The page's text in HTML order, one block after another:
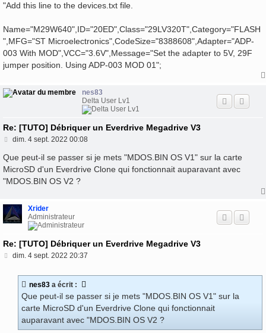
"Add this line to the devices.txt file.
Name="M29W640",ID="20ED",Class="29LV320T",Category="FLASH
",MFG="ST Microelectronics",CodeSize="8388608",Adapter="ADP-
003 With MOD",VCC="3.6V",Message="Set the adapter to 5V, 29F
jumper position. Using ADP-003 MOD 01";
nes83
Delta User Lv1
Re: [TUTO] Débriquer un Everdrive Megadrive V3
M
s
a
g
dim. 4 sept. 2022 00:08
Que peut-il se passer si je mets "MDOS.BIN OS V1" sur la carte
MicroSD d'un Everdrive Clone qui fonctionnait auparavant avec
"MDOS.BIN OS V2 ?
Xrider
Administrateur
Re: [TUTO] Débriquer un Everdrive Megadrive V3
M
dim. 4 sept. 2022 20:37
nes83 a écrit :
Que peut-il se passer si je mets "MDOS.BIN OS V1" sur la
carte MicroSD d'un Everdrive Clone qui fonctionnait
auparavant avec "MDOS.BIN OS V2 ?